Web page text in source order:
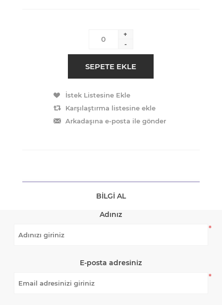
+
-
BILGI AL
Adınız
*
E-posta adresiniz
*